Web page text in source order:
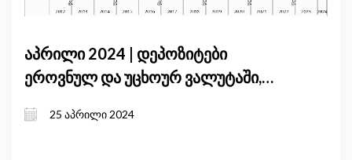
აპრილი 2024 | დეპოზიტები
ეროვნულ და უცხოურ ვალუტაში,
გზავნილები: 2024 წლის
25 აპრილი 2024